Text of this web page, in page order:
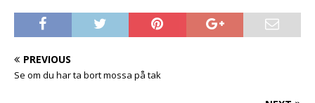
PREVIOUS
Se om du har ta bort mossa på tak